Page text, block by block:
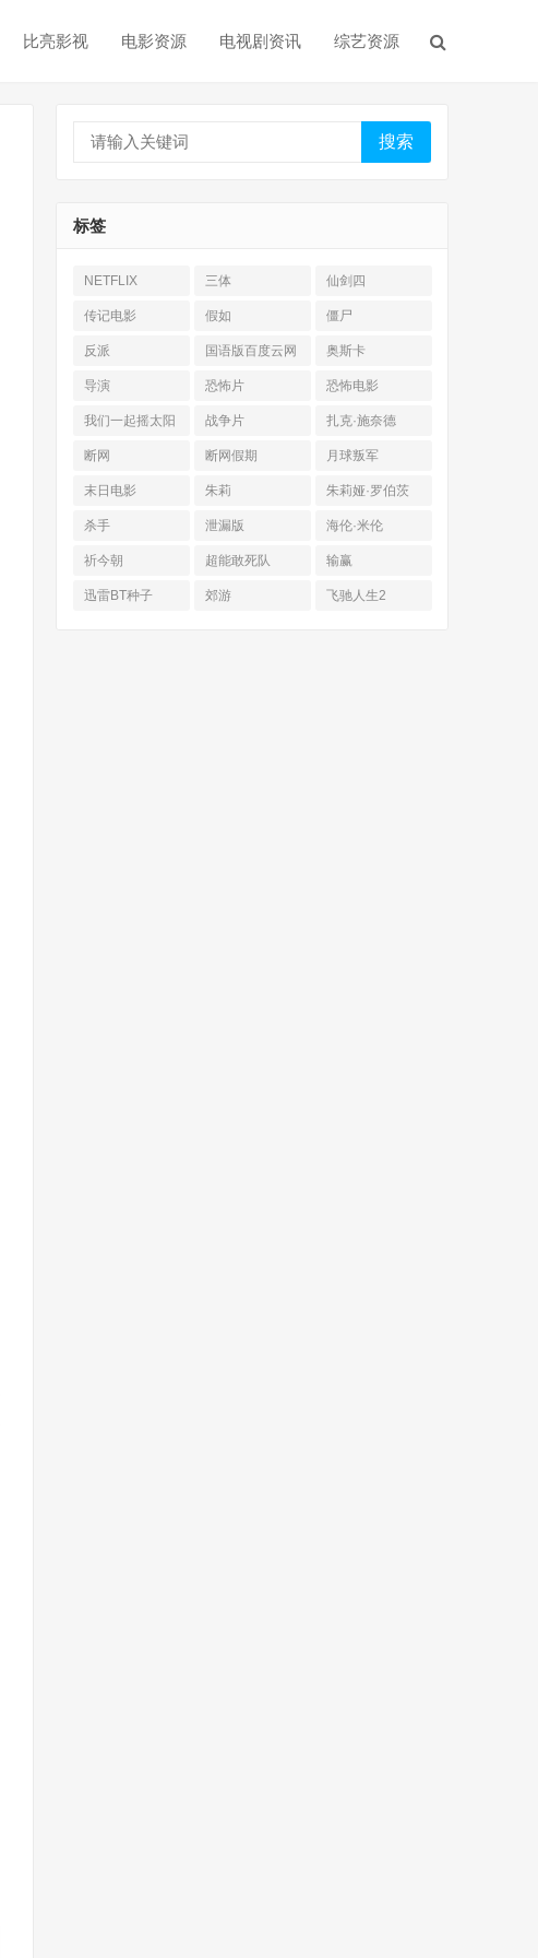
比亮影视 电影资源 电视剧资讯 综艺资源
搜索
标签
NETFLIX 三体 仙剑四
传记电影 假如 僵尸
反派
国语版百度云网
盘
奥斯卡
导演 恐怖片 恐怖电影
我们一起摇太阳 战争片 扎克·施奈德
断网 断网假期 月球叛军
末日电影 朱莉 朱莉娅·罗伯茨
杀手 泄漏版 海伦·米伦
祈今朝 超能敢死队 输赢
迅雷BT种子 郊游 飞驰人生2